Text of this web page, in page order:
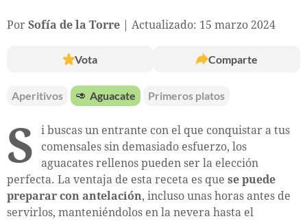
Por Sofía de la Torre Actualizado: 15 marzo 2024
Vota Comparte
Aperitivos 🥑 Aguacate Primeros platos
S
i buscas un entrante con el que conquistar a tus
comensales sin demasiado esfuerzo, los
aguacates rellenos pueden ser la elección
perfecta. La ventaja de esta receta es que se puede
preparar con antelación, incluso unas horas antes de
servirlos, manteniéndolos en la nevera hasta el